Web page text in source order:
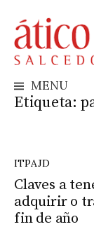
to
content
MENU
Etiqueta:
ITPAJD
Claves a
adquirir o
fin de año